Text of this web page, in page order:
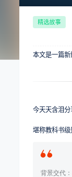
精选故事
本文是一篇新
今天天含泪分
堪称教科书级
背景交代